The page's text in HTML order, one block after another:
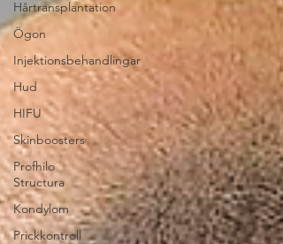
Hårtransplantation
Ögon
Injektionsbehandlingar
Hud
HIFU
Skinboosters
Profhilo
Structura
Kondylom
Prickkontroll